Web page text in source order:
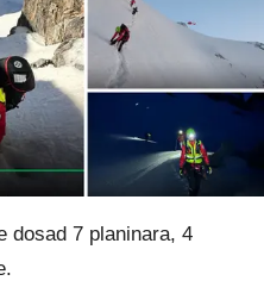
dosad 7 planinara, 4